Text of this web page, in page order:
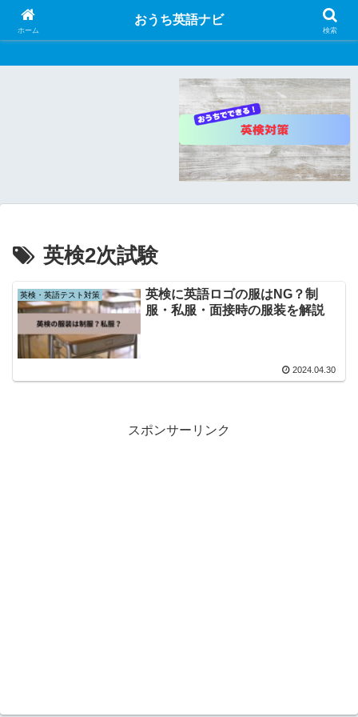
おうち英語ナビ
英検2次試験
英検・英語テスト対策
英検に英語ロゴの服はNG？制
服・私服・面接時の服装を解説
2024.04.30
スポンサーリンク
ホーム
おうち英語ナビ
検索